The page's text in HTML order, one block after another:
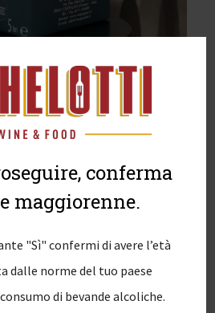
conferma
maggiorenne.
"Sì" confermi di avere l’età
dalle norme del tuo paese
di bevande alcoliche.
PREVIOUSPrevious
post:
I.G.T. Fattoria